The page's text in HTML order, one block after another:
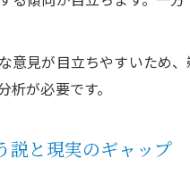
意見が目立ちやすいため
が必要です。
説と現実のギャップ